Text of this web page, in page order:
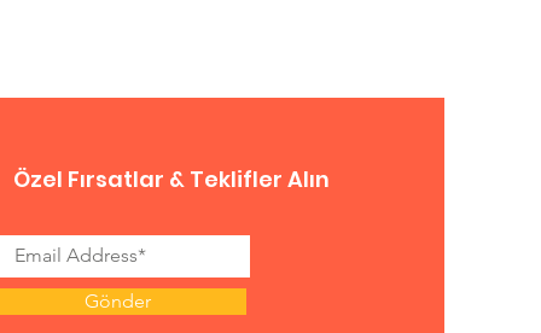
Özel Fırsatlar & Teklifler Alın
Gönder